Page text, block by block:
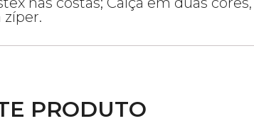
zíper.
PRODUTO